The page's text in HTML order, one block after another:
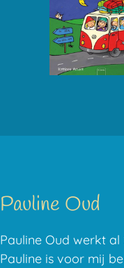
Pauline Oud
Pauline Oud werkt
Pauline is voor mij